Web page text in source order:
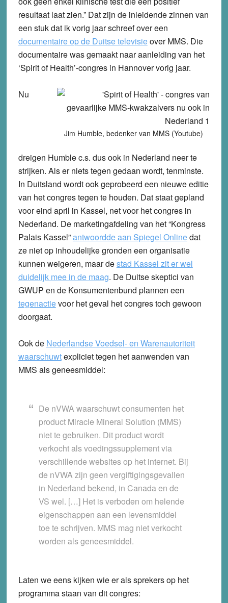
resultaat laat zien.” Dat zijn de inleidende zinnen van
een stuk dat ik vorig jaar schreef over een
documentaire op de Duitse televisieover MMS. Die
documentaire was gemaakt naar aanleiding van het
‘Spirit of Health’-congres in Hannover vorig jaar.
Jim Humble, bedenker van MMS (Youtube)
Nu
dreigen Humble c.s. dus ook in Nederland neer te
strijken. Als er niets tegen gedaan wordt, tenminste.
In Duitsland wordt ook geprobeerd een nieuwe editie
van het congres tegen te houden. Dat staat gepland
voor eind april in Kassel, net voor het congres in
Nederland. De marketingafdeling van het “Kongress
Palais Kassel”antwoordde aan Spiegel Onlinedat
ze niet op inhoudelijke gronden een organisatie
kunnen weigeren, maar destad Kassel zit er wel
duidelijk mee in de maag. De Duitse skeptici van
GWUP en de Konsumentenbund plannen een
tegenactievoor het geval het congres toch gewoon
doorgaat.
Ook de Nederlandse Voedsel- en Warenautoriteit
waarschuwtexpliciet tegen het aanwenden van
MMS als geneesmiddel:
De nVWA waarschuwt consumenten het
product Miracle Mineral Solution (MMS)
niet te gebruiken. Dit product wordt
verkocht als voedingssupplement via
verschillende websites op het internet. Bij
de nVWA zijn geen vergiftigingsgevallen
in Nederland bekend, in Canada en de
VS wel. […] Het is verboden om helende
eigenschappen aan een levensmiddel
toe te schrijven. MMS mag niet verkocht
worden als geneesmiddel.
Laten we eens kijken wie er als sprekers op het
programma staan van dit congres: